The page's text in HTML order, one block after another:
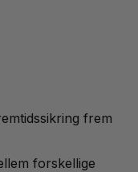
frem
forskellige